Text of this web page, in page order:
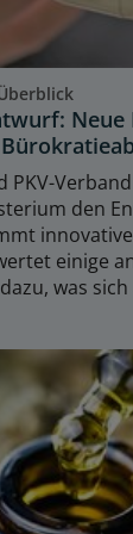
Neue
den
einige
was